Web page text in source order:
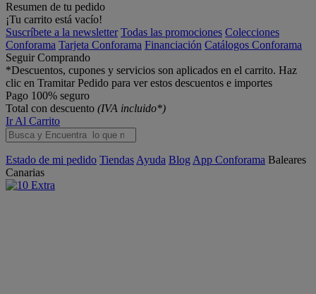
Resumen de tu pedido
¡Tu carrito está vacío!
Suscríbete a la newsletter Todas las promociones Colecciones
Conforama Tarjeta Conforama Financiación Catálogos Conforama
Seguir Comprando
*Descuentos, cupones y servicios son aplicados en el carrito. Haz
clic en Tramitar Pedido para ver estos descuentos e importes
Pago 100% seguro
Total con descuento (IVA incluido*)
Ir Al Carrito
Estado de mi pedido Tiendas Ayuda Blog App Conforama Baleares
Canarias